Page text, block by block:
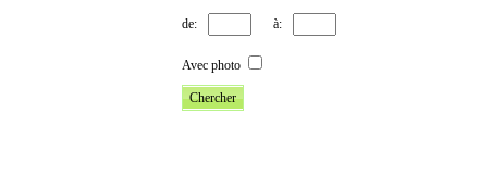
de: à:
Avec photo